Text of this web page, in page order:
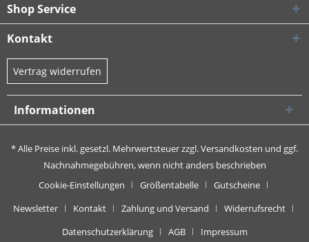
Shop Service
Kontakt
Vertrag widerrufen
Informationen
* Alle Preise inkl. gesetzl. Mehrwertsteuer zzgl.Versandkosten und ggf.
Nachnahmegebühren, wenn nicht anders beschrieben
Cookie-Einstellungen
Größentabelle
Gutscheine
Newsletter
Kontakt Zahlung und Versand
Widerrufsrecht
Datenschutzerklärung
AGB
Impressum